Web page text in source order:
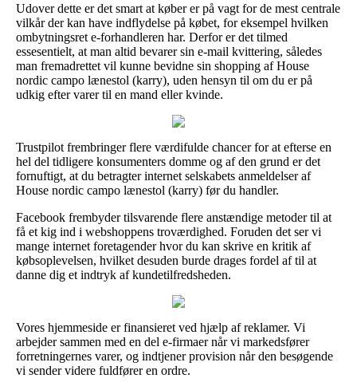
Udover dette er det smart at køber er på vagt for de mest centrale
vilkår der kan have indflydelse på købet, for eksempel hvilken
ombytningsret e-forhandleren har. Derfor er det tilmed
essesentielt, at man altid bevarer sin e-mail kvittering, således
man fremadrettet vil kunne bevidne sin shopping af House
nordic campo lænestol (karry), uden hensyn til om du er på
udkig efter varer til en mand eller kvinde.
Trustpilot frembringer flere værdifulde chancer for at efterse en
hel del tidligere konsumenters domme og af den grund er det
fornuftigt, at du betragter internet selskabets anmeldelser af
House nordic campo lænestol (karry) før du handler.
Facebook frembyder tilsvarende flere anstændige metoder til at
få et kig ind i webshoppens troværdighed. Foruden det ser vi
mange internet foretagender hvor du kan skrive en kritik af
købsoplevelsen, hvilket desuden burde drages fordel af til at
danne dig et indtryk af kundetilfredsheden.
Vores hjemmeside er finansieret ved hjælp af reklamer. Vi
arbejder sammen med en del e-firmaer når vi markedsfører
forretningernes varer, og indtjener provision når den besøgende
vi sender videre fuldfører en ordre.